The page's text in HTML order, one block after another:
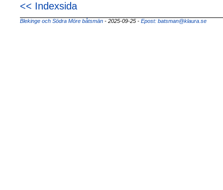
<< Indexsida
Blekinge och Södra Möre båtsmän - 2025-09-25 - Epost: batsman@klaura.se